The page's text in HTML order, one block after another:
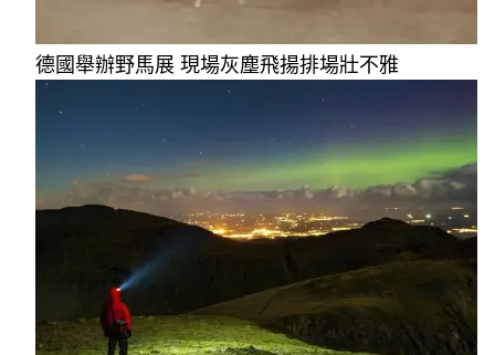
德國舉辦野馬展 現場灰塵飛揚排場壯不雅